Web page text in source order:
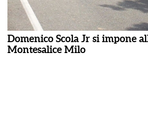
Domenico Scola Jr si impone
Montesalice Milo